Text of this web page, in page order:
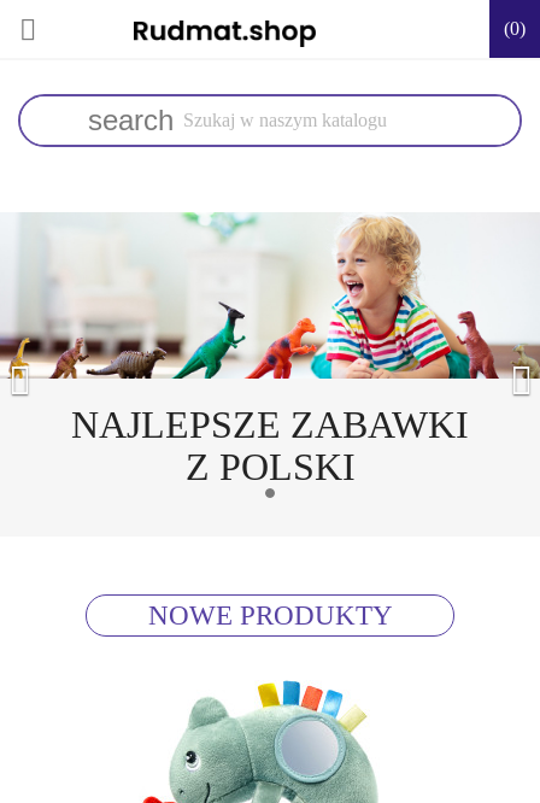
 (0)
search
NAJLEPSZE ZABAWKI
Z POLSKI
 
NOWE PRODUKTY